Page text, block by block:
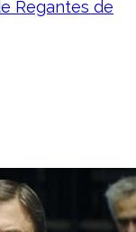
Regantes de